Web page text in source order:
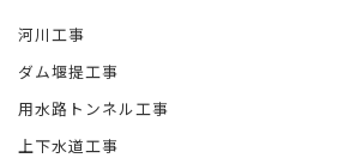
河川工事
ダム堰提工事
用水路トンネル工事
上下水道工事